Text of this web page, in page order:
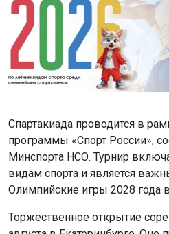
программы «Спорт России»,
Минспорта НСО. Турнир
видам спорта и является
Олимпийские игры 2028
Торжественное открытие
августа в Екатеринбурге.
физкультурника и пройдёт во
спорта.
Новосибирская область
спорта. Участники готовятся
результаты на главном
Напомним: новосибирские